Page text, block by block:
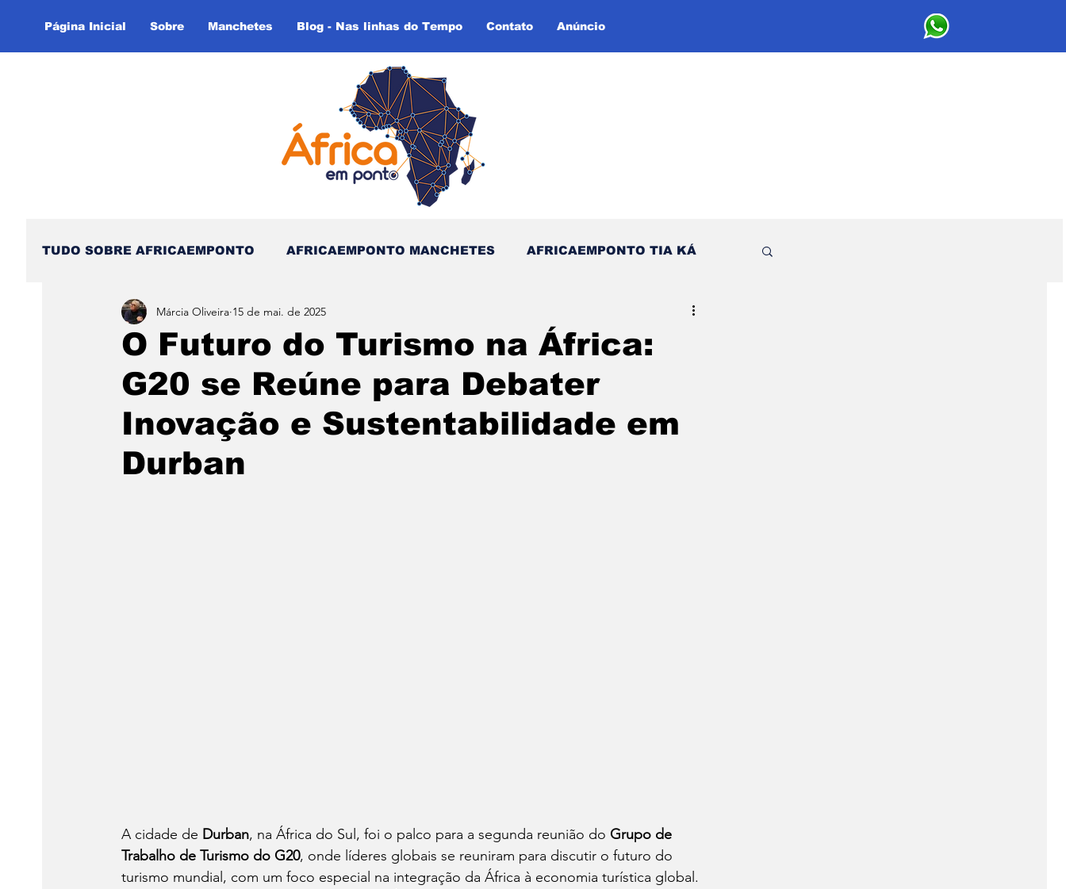
Página Inicial Sobre Manchetes Blog - Nas linhas do Tempo Contato Anúncio
TUDO SOBRE AFRICAEMPONTO AFRICAEMPONTO MANCHETES AFRICAEMPONTO TIA KÁ
Nas Linhas do Tempo - (Blog) Nas linhas do Tempo (Blog - Inglês)
O Futuro do Turismo na África:
G20 se Reúne para Debater
Inovação e Sustentabilidade em
Durban
Márcia Oliveira 15 de mai. de 2025
A cidade de Durban, na África do Sul, foi o palco para a segunda reunião do Grupo de
Trabalho de Turismo do G20, onde líderes globais se reuniram para discutir o futuro do
turismo mundial, com um foco especial na integração da África à economia turística global.